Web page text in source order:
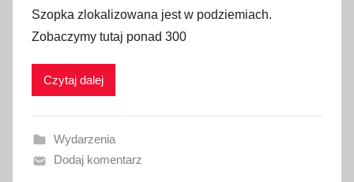
l
i
w
n
o
Szopka zlokalizowana jest w podziemiach.
Zobaczymy tutaj ponad 300
Czytaj dalej
Wydarzenia
Dodaj komentarz